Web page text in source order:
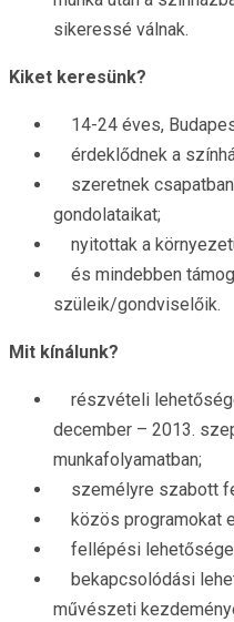
sikeressé válnak.
Kiket keresünk?
14-24 éves,
érdeklődnek a
szeretnek
gondolataikat;
nyitottak a
és mindebben
szüleik/gondviselőik.
Mit kínálunk?
részvételi
december – 2013.
munkafolyamatban;
személyre szabott
közös programokat
fellépési
bekapcsolódási
művészeti